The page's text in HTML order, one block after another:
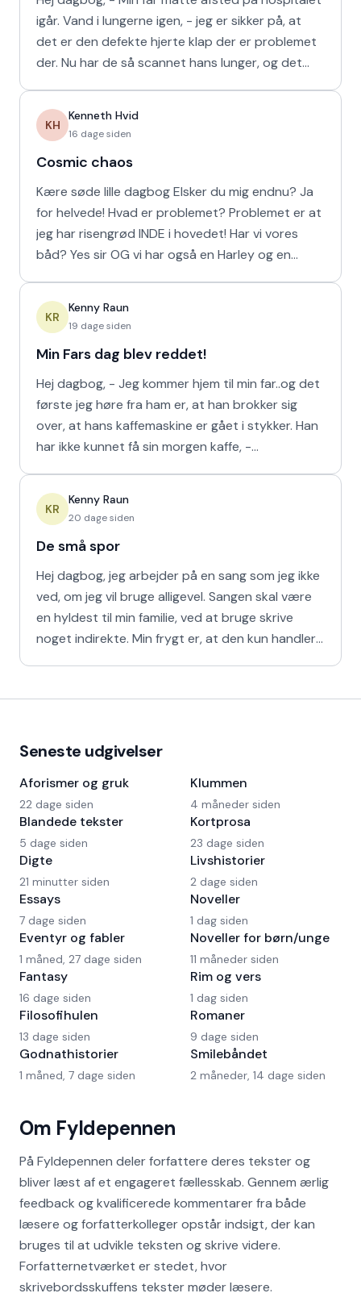
igår. Vand i lungerne igen, - jeg er sikker på, at
det er den defekte hjerte klap der er problemet
der. Nu har de så scannet hans lunger, og det
KH
Kenneth Hvid
16 dage siden
Cosmic chaos
Kære søde lille dagbog Elsker du mig endnu? Ja
for helvede! Hvad er problemet? Problemet er at
jeg har risengrød INDE i hovedet! Har vi vores
båd? Yes sir OG vi har også en Harley og en
KR
Kenny Raun
19 dage siden
Min Fars dag blev reddet!
Hej dagbog, - Jeg kommer hjem til min far..og det
første jeg høre fra ham er, at han brokker sig
over, at hans kaffemaskine er gået i stykker. Han
har ikke kunnet få sin morgen kaffe, -
KR
Kenny Raun
20 dage siden
De små spor
Hej dagbog, jeg arbejder på en sang som jeg ikke
ved, om jeg vil bruge alligevel. Sangen skal være
en hyldest til min familie, ved at bruge skrive
noget indirekte. Min frygt er, at den kun handler
Om Fyldepennen
På Fyldepennen deler forfattere deres tekster og
bliver læst af et engageret fællesskab. Gennem ærlig
feedback og kvalificerede kommentarer fra både
læsere og forfatterkolleger opstår indsigt, der kan
bruges til at udvikle teksten og skrive videre.
Forfatternetværket er stedet, hvor
skrivebordsskuffens tekster møder læsere.
Seneste udgivelser
Aforismer og gruk
22 dage siden
Blandede tekster
5 dage siden
Digte
21 minutter siden
Essays
7 dage siden
Eventyr og fabler
1 måned, 27 dage siden
Fantasy
16 dage siden
Filosofihulen
13 dage siden
Godnathistorier
1 måned, 7 dage siden
Klummen
4 måneder siden
Kortprosa
23 dage siden
Livshistorier
2 dage siden
Noveller
1 dag siden
Noveller for børn/unge
11 måneder siden
Rim og vers
1 dag siden
Romaner
9 dage siden
Smilebåndet
2 måneder, 14 dage siden